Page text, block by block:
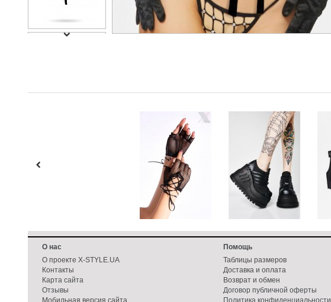
О нас
О проекте X-STYLE.UA
Контакты
Карта сайта
Отзывы
Мобильная версия сайта
Помощь
Таблицы размеров
Доставка и оплата
Возврат и обмен
Договор публичной оферты
Политика конфиденциальности